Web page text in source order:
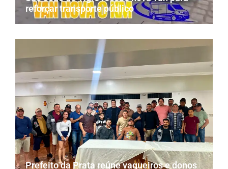
reforçar transporte público
Prefeito da Prata reúne vaqueiros e donos